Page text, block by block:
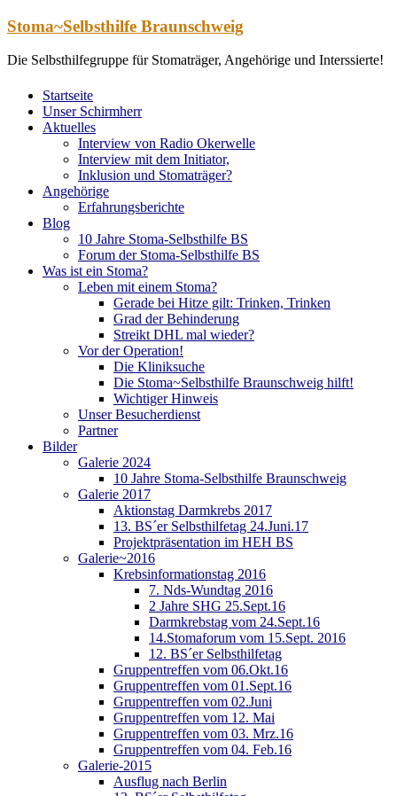
Zum
springen
Stoma~Selbsthilfe Braunschweig
Die Selbsthilfegruppe für Stomaträger, Angehörige und Interssierte!
Startseite
Unser Schirmherr
Aktuelles
Interview von Radio Okerwelle
Interview mit dem Initiator,
Inklusion und Stomaträger?
Angehörige
Erfahrungsberichte
Blog
10 Jahre Stoma-Selbsthilfe BS
Forum der Stoma-Selbsthilfe BS
Was ist ein Stoma?
Leben mit einem Stoma?
Gerade bei Hitze gilt: Trinken, Trinken
Grad der Behinderung
Streikt DHL mal wieder?
Vor der Operation!
Die Kliniksuche
Die Stoma~Selbsthilfe Braunschweig hilft!
Wichtiger Hinweis
Unser Besucherdienst
Partner
Bilder
Galerie 2024
10 Jahre Stoma-Selbsthilfe Braunschweig
Galerie 2017
Aktionstag Darmkrebs 2017
13. BS´er Selbsthilfetag 24.Juni.17
Projektpräsentation im HEH BS
Galerie~2016
Krebsinformationstag 2016
7. Nds-Wundtag 2016
2 Jahre SHG 25.Sept.16
Darmkrebstag vom 24.Sept.16
14.Stomaforum vom 15.Sept. 2016
12. BS´er Selbsthilfetag
Gruppentreffen vom 06.Okt.16
Gruppentreffen vom 01.Sept.16
Gruppentreffen vom 02.Juni
Gruppentreffen vom 12. Mai
Gruppentreffen vom 03. Mrz.16
Gruppentreffen vom 04. Feb.16
Galerie-2015
Ausflug nach Berlin